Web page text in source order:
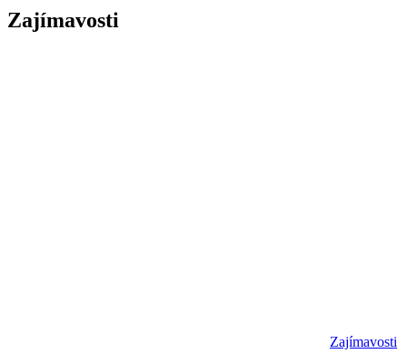
Zajímavosti
Zajímavosti